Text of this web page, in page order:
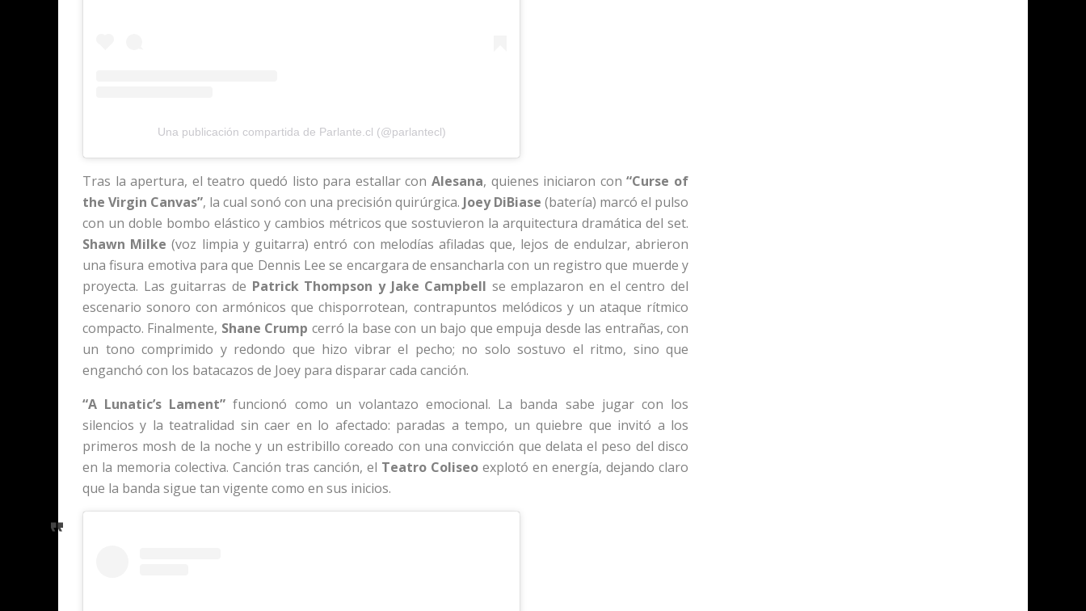
Una publicación compartida de Parlante.cl (@parlantecl)
Tras la apertura, el teatro quedó listo para estallar con Alesana, quienes iniciaron con“Curse of
the Virgin Canvas”, la cual sonó con una precisión quirúrgica. Joey DiBiase (batería) marcó el pulso
con un doble bombo elástico y cambios métricos que sostuvieron la arquitectura dramática del set.
Shawn Milke (voz limpia y guitarra) entró con melodías afiladas que, lejos de endulzar, abrieron
una fisura emotiva para que Dennis Lee se encargara de ensancharla con un registro que muerde y
proyecta. Las guitarras de Patrick Thompson y Jake Campbell se emplazaron en el centro del
escenario sonoro con armónicos que chisporrotean, contrapuntos melódicos y un ataque rítmico
compacto. Finalmente, Shane Crump cerró la base con un bajo que empuja desde las entrañas, con
un tono comprimido y redondo que hizo vibrar el pecho; no solo sostuvo el ritmo, sino que
enganchó con los batacazos de Joey para disparar cada canción.
“A Lunatic’s Lament” funcionó como un volantazo emocional. La banda sabe jugar con los
silencios y la teatralidad sin caer en lo afectado: paradas a tempo, un quiebre que invitó a los
primeros mosh de la noche y un estribillo coreado con una convicción que delata el peso del disco
en la memoria colectiva. Canción tras canción, el Teatro Coliseo explotó en energía, dejando claro
que la banda sigue tan vigente como en sus inicios.